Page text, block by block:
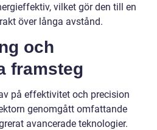
vilket gör den till en
över långa avstånd.
och
framsteg
på effektivitet och precision
genomgått omfattande
avancerade teknologier.